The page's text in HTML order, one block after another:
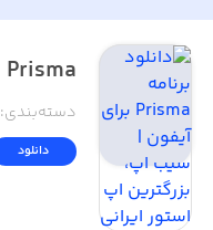
Prisma
دسته‌بندی:
دانلود